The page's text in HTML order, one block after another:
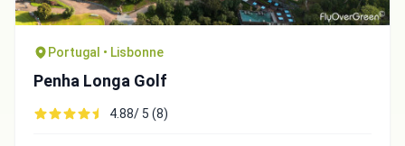
Portugal • Lisbonne
Penha Longa Golf
4.88/ 5 (8)